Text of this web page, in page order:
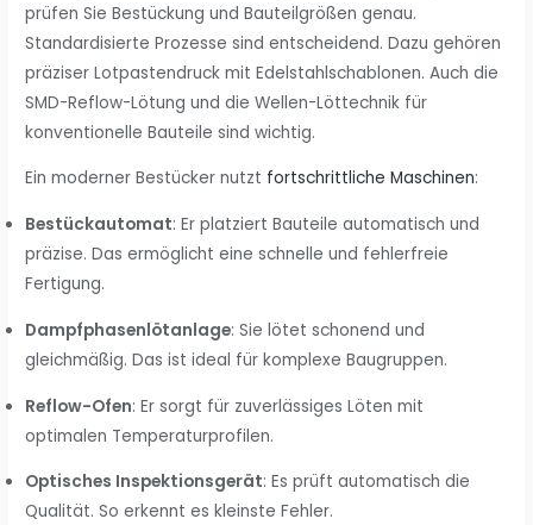
prüfen Sie Bestückung und Bauteilgrößen genau.
Standardisierte Prozesse sind entscheidend. Dazu gehören
präziser Lotpastendruck mit Edelstahlschablonen. Auch die
SMD-Reflow-Lötung und die Wellen-Löttechnik für
konventionelle Bauteile sind wichtig.
Ein moderner Bestücker nutzt fortschrittliche Maschinen:
Bestückautomat: Er platziert Bauteile automatisch und
präzise. Das ermöglicht eine schnelle und fehlerfreie
Fertigung.
Dampfphasenlötanlage: Sie lötet schonend und
gleichmäßig. Das ist ideal für komplexe Baugruppen.
Reflow-Ofen: Er sorgt für zuverlässiges Löten mit
optimalen Temperaturprofilen.
Optisches Inspektionsgerät: Es prüft automatisch die
Qualität. So erkennt es kleinste Fehler.